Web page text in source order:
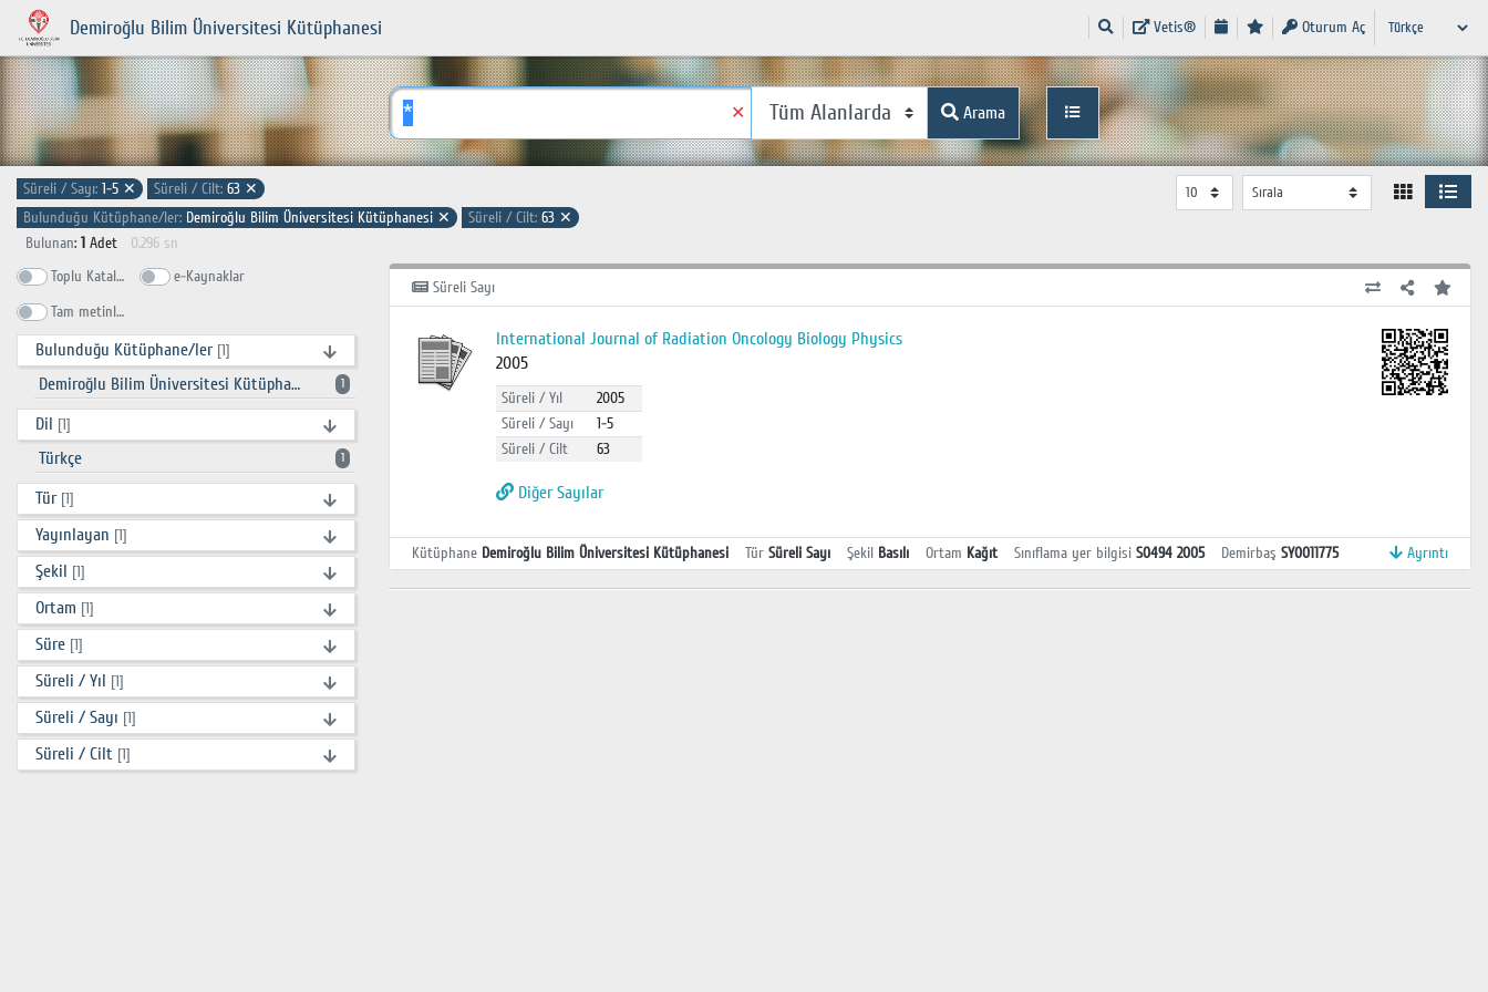
Demiroğlu Bilim Üniversitesi Kütüphanesi Vetis® Oturum Aç
✕ Arama
Süreli / Sayı: 1-5 ✕ Süreli / Cilt: 63 ✕
Bulunduğu Kütüphane/ler: Demiroğlu Bilim Üniversitesi Kütüphanesi ✕ Süreli / Cilt: 63 ✕
Bulunan: 1 Adet
0.296 sn
Toplu Katalog
e-Kaynaklar
Tam metinlerde ara
Bulunduğu Kütüphane/ler [1]
Demiroğlu Bilim Üniversitesi Kütüphanesi 1
Dil [1]
Türkçe 1
Tür [1]
Yayınlayan [1]
Şekil [1]
Ortam [1]
Süre [1]
Süreli / Yıl [1]
Süreli / Sayı [1]
Süreli / Cilt [1]
Süreli Sayı
International Journal of Radiation Oncology Biology Physics
2005
Süreli / Yıl
2005
Süreli / Sayı
1-5
Süreli / Cilt
63
Diğer Sayılar
Kütüphane Demiroğlu Bilim Üniversitesi Kütüphanesi Tür Süreli Sayı Şekil Basılı Ortam Kağıt Sınıflama yer bilgisi S0494 2005 Demirbaş SY0011775 Ayrıntı